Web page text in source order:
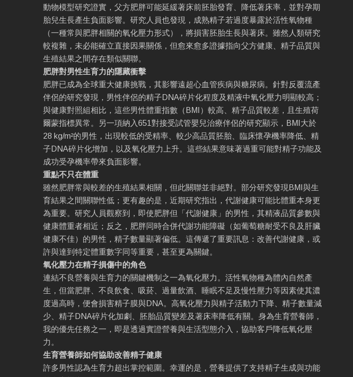
動物模型研究證實，父方肥胖可能延緩著床前胚胎發育、降低著床率，並對孕期
胎兒生長產生負面影響。研究人員也發現，成熟精子若過度暴露於活性氧物種
（一種常與肥胖相關的氧化壓力形式），將損害胚胎生長與著床。雖然人類研究
較複雜，未必能確立直接因果關係，但愈來愈多證據指向父方健康、精子品質與
生殖結果之間存在類似關聯。
肥胖對男性生育力的隱藏衝擊
肥胖已成為全球重大健康挑戰，其影響遠超心血管疾病與糖尿病。針對反覆流產
伴侶的研究發現，男性伴侶的精子DNA碎片化程度及精液中氧化壓力明顯較高；
與健康對照組相比，這些男性體重指數（BMI）較高、精子品質較差，且生殖荷
爾蒙指標異常。另一項納入651對接受試管嬰兒治療伴侶的研究顯示，BMI大於
28 kg/m²的男性，出現較低的受精率、較少高品質胚胎、臨床懷孕機率降低、精
子DNA碎片化增加，以及氧化壓力上升。這些結果意味著過重可能對精子功能及
成功受孕機率帶來負面影響。
重點不只在體重
雖然肥胖常與較差的生殖結果相關，但此關聯並非絕對。部分研究發現BMI與生
育結果之間關聯性低；更有趣的是，近期研究指出，代謝健康可能比體重本身更
為重要。研究人員觀察到，即使肥胖但「代謝健康」的男性，其精液品質參數與
健康體重者相近；反之，肥胖同時合併代謝功能障礙（如葡萄糖耐受不良及肝臟
健康不佳）的男性，精子數量顯著偏低。這傳遞了重要訊息：改善代謝健康，或
許與達到特定體重數字同等重要，甚至更為關鍵。
氧化壓力在精子損傷中的角色
連結不良營養與生育力的關鍵機制之一為氧化壓力。活性氧物種為體內自然產
生，但當肥胖、不良飲食、吸菸、過量飲酒、睡眠不足及慢性壓力等因素使其濃
度過高時，便會損害精子膜與DNA。高氧化壓力與精子活動力下降、精子數量減
少、精子DNA碎片化加劇、胚胎品質變差及著床率降低有關。身為生育營養師，
我的優先任務之一，即是透過實證營養與生活型態介入，協助客戶降低氧化壓
力。
生育營養師如何協助改善精子健康
許多男性認為生育力超出掌控範圍。幸運的是，營養提供了支持精子生成與功能